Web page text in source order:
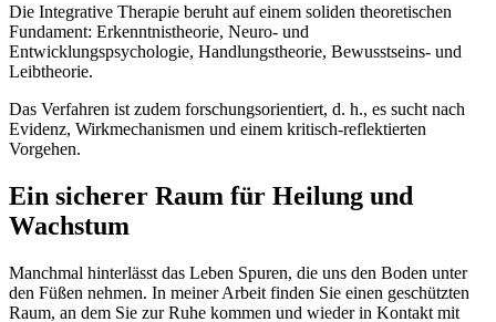
Die Integrative Therapie beruht auf einem soliden theoretischen
Fundament: Erkenntnistheorie, Neuro- und
Entwicklungspsychologie, Handlungstheorie, Bewusstseins- und
Leibtheorie.
Das Verfahren ist zudem forschungsorientiert, d. h., es sucht nach
Evidenz, Wirkmechanismen und einem kritisch-reflektierten
Vorgehen.
Ein sicherer Raum für Heilung und
Wachstum
Manchmal hinterlässt das Leben Spuren, die uns den Boden unter
den Füßen nehmen. In meiner Arbeit finden Sie einen geschützten
Raum, an dem Sie zur Ruhe kommen und wieder in Kontakt mit